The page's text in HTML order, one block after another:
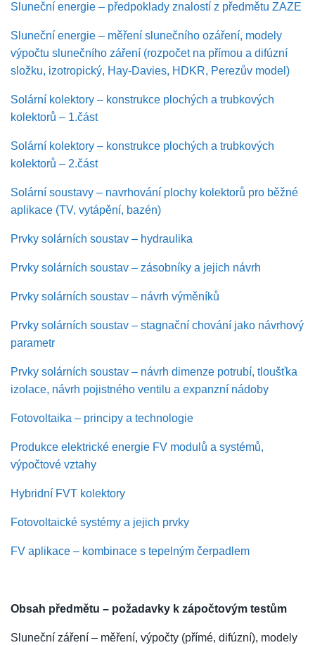
Sluneční energie – předpoklady znalostí z předmětu ZAZE
Sluneční energie – měření slunečního ozáření, modely
výpočtu slunečního záření (rozpočet na přímou a difúzní
složku, izotropický, Hay-Davies, HDKR, Perezův model)
Solární kolektory – konstrukce plochých a trubkových
kolektorů – 1.část
Solární kolektory – konstrukce plochých a trubkových
kolektorů – 2.část
Solární soustavy – navrhování plochy kolektorů pro běžné
aplikace (TV, vytápění, bazén)
Prvky solárních soustav – hydraulika
Prvky solárních soustav – zásobníky a jejich návrh
Prvky solárních soustav – návrh výměníků
Prvky solárních soustav – stagnační chování jako návrhový
parametr
Prvky solárních soustav – návrh dimenze potrubí, tloušťka
izolace, návrh pojistného ventilu a expanzní nádoby
Fotovoltaika – principy a technologie
Produkce elektrické energie FV modulů a systémů,
výpočtové vztahy
Hybridní FVT kolektory
Fotovoltaické systémy a jejich prvky
FV aplikace – kombinace s tepelným čerpadlem
Obsah předmětu – požadavky k zápočtovým testům
Sluneční záření – měření, výpočty (přímé, difúzní), modely